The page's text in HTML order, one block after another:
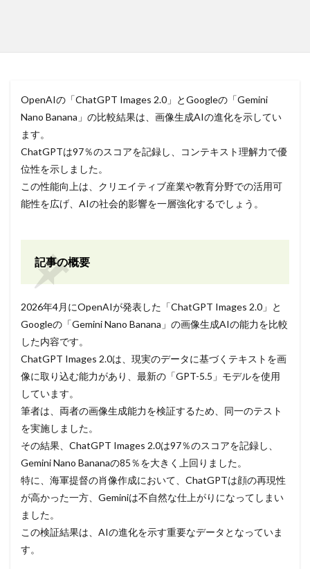
OpenAIの「ChatGPT Images 2.0」とGoogleの「Gemini
Nano Banana」の比較結果は、画像生成AIの進化を示してい
ます。
ChatGPTは97％のスコアを記録し、コンテキスト理解力で優
位性を示しました。
この性能向上は、クリエイティブ産業や教育分野での活用可
能性を広げ、AIの社会的影響を一層強化するでしょう。
記事の概要
2026年4月にOpenAIが発表した「ChatGPT Images 2.0」と
Googleの「Gemini Nano Banana」の画像生成AIの能力を比較
した内容です。
ChatGPT Images 2.0は、現実のデータに基づくテキストを画
像に取り込む能力があり、最新の「GPT-5.5」モデルを使用
しています。
筆者は、両者の画像生成能力を検証するため、同一のテスト
を実施しました。
その結果、ChatGPT Images 2.0は97％のスコアを記録し、
Gemini Nano Bananaの85％を大きく上回りました。
特に、海軍提督の肖像作成において、ChatGPTは顔の再現性
が高かった一方、Geminiは不自然な仕上がりになってしまい
ました。
この検証結果は、AIの進化を示す重要なデータとなっていま
す。